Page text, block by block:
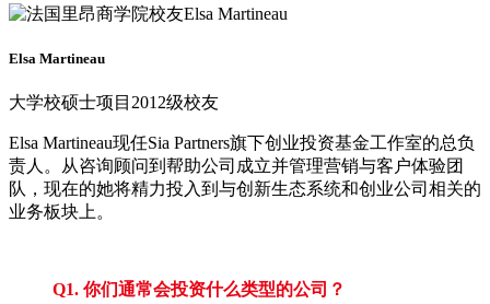
Elsa Martineau
大学校硕士项目2012级校友
Elsa Martineau现任Sia Partners旗下创业投资基金工作室的总负
责人。从咨询顾问到帮助公司成立并管理营销与客户体验团
队，现在的她将精力投入到与创新生态系统和创业公司相关的
业务板块上。
Q1. 你们通常会投资什么类型的公司？